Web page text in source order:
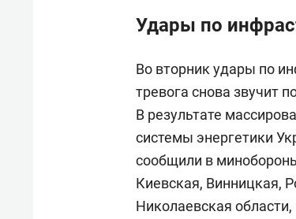
Удары по
Во вторник удары по
тревога снова звучит
В результате
системы энергетики
сообщили в
Киевская, Винницкая,
Николаевская